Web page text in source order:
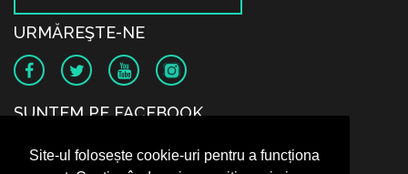
Site-ul folosește cookie-uri pentru a funcționa
URMĂREŞTE-NE
SUNTEM PE FACEBOOK